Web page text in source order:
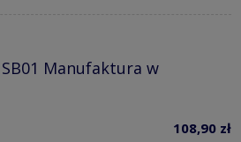
Manufaktura w
108,90 zł